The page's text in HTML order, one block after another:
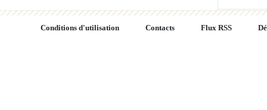
Conditions d'utilisation Contacts Flux RSS